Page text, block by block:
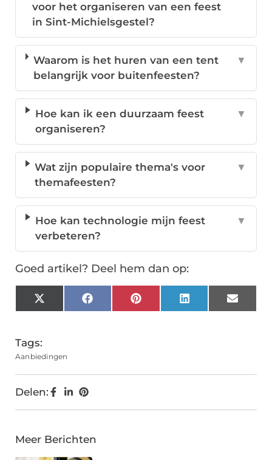
voor het organiseren van een feest
in Sint-Michielsgestel?
Waarom is het huren van een tent
belangrijk voor buitenfeesten?
▼
Hoe kan ik een duurzaam feest
organiseren?
▼
Wat zijn populaire thema's voor
themafeesten?
▼
Hoe kan technologie mijn feest
verbeteren?
▼
Goed artikel? Deel hem dan op:
X
(Twitter)
FacebookPinterestLinkedInEmail
Tags:
Aanbiedingen
Delen:
Meer Berichten